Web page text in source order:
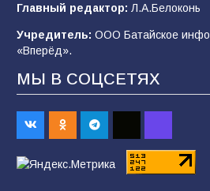
В Батайске продолжаются
98 04.08.2026
Будет ли мобилизация в
после выборов: в Госдуме
Главный редактор: Л.А.Белоконь
Учредитель: ООО Батайское
«Вперёд».
МЫ В СОЦСЕТЯХ